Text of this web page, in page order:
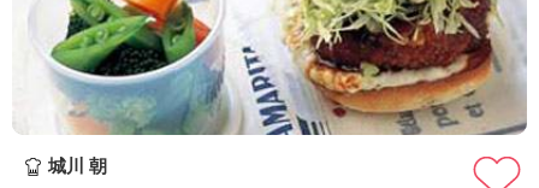
城川 朝